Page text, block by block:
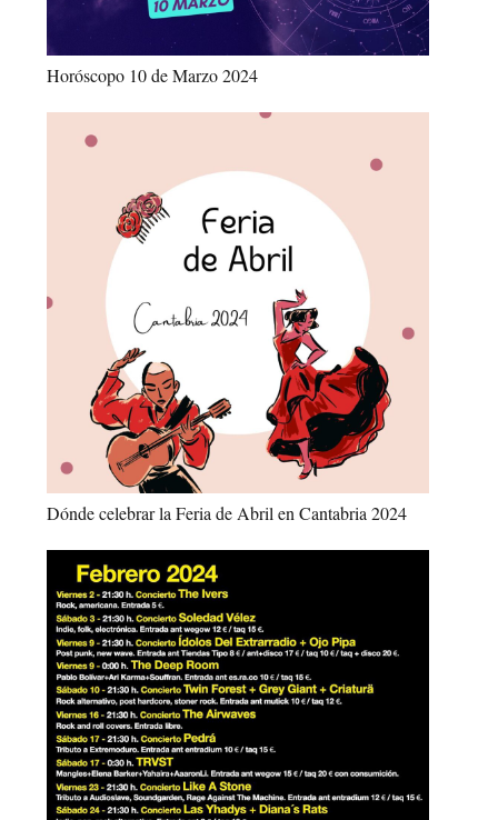
Horóscopo 10 de Marzo 2024
Dónde celebrar la Feria de Abril en Cantabria 2024